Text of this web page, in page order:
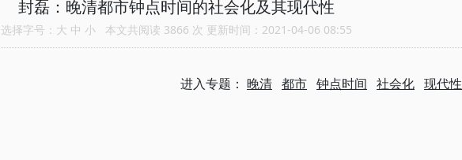
封磊：晚清都市钟点时间的社会化及其现代性
选择字号： 大 中 小 本文共阅读 3866 次 更新时间：2021-04-06 08:55
进入专题： 晚清 都市 钟点时间 社会化 现代性